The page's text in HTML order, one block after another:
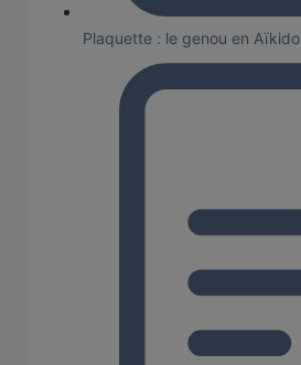
Plaquette : le genou en Aïkido